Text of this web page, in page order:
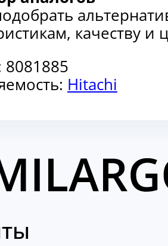
качеству
8081885
Hitachi